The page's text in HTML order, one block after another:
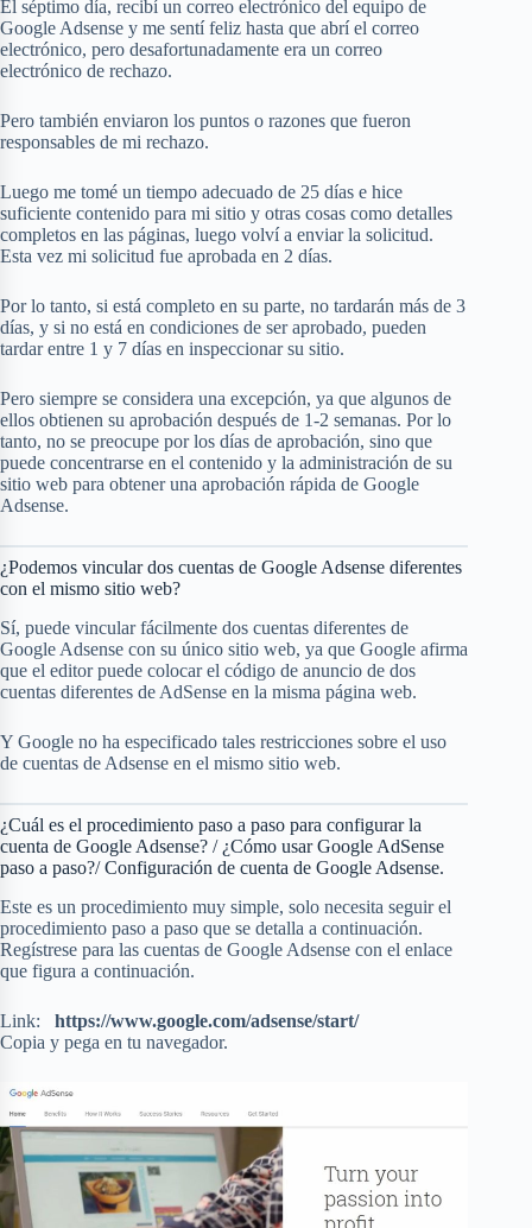
El séptimo día, recibí un correo electrónico del equipo de
Google Adsense y me sentí feliz hasta que abrí el correo
electrónico, pero desafortunadamente era un correo
electrónico de rechazo.
Pero también enviaron los puntos o razones que fueron
responsables de mi rechazo.
Luego me tomé un tiempo adecuado de 25 días e hice
suficiente contenido para mi sitio y otras cosas como detalles
completos en las páginas, luego volví a enviar la solicitud.
Esta vez mi solicitud fue aprobada en 2 días.
Por lo tanto, si está completo en su parte, no tardarán más de 3
días, y si no está en condiciones de ser aprobado, pueden
tardar entre 1 y 7 días en inspeccionar su sitio.
Pero siempre se considera una excepción, ya que algunos de
ellos obtienen su aprobación después de 1-2 semanas. Por lo
tanto, no se preocupe por los días de aprobación, sino que
puede concentrarse en el contenido y la administración de su
sitio web para obtener una aprobación rápida de Google
Adsense.
¿Podemos vincular dos cuentas de Google Adsense diferentes
con el mismo sitio web?
Sí, puede vincular fácilmente dos cuentas diferentes de
Google Adsense con su único sitio web, ya que Google afirma
que el editor puede colocar el código de anuncio de dos
cuentas diferentes de AdSense en la misma página web.
Y Google no ha especificado tales restricciones sobre el uso
de cuentas de Adsense en el mismo sitio web.
¿Cuál es el procedimiento paso a paso para configurar la
cuenta de Google Adsense? / ¿Cómo usar Google AdSense
paso a paso?/ Configuración de cuenta de Google Adsense.
Este es un procedimiento muy simple, solo necesita seguir el
procedimiento paso a paso que se detalla a continuación.
Regístrese para las cuentas de Google Adsense con el enlace
que figura a continuación.
Link:
https://www.google.com/adsense/start/
Copia y pega en tu navegador.